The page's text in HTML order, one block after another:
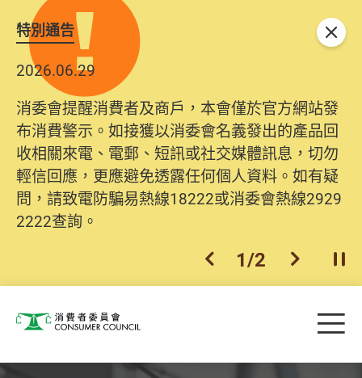
特別通告
2026.06.29
消委會提醒消費者及商戶，本會僅於官方網站發
布消費警示。如接獲以消委會名義發出的產品回
收相關來電、電郵、短訊或社交媒體訊息，切勿
輕信回應，更應避免透露任何個人資料。如有疑
問，請致電防騙易熱線18222或消委會熱線2929
2222查詢。
2025.10.31
為提升使用者體驗及網絡安全，本會的投訴處理
系統已經進行升級及推出新功能。由2025年11月
10日起，消費者需要提供基本聯絡資料（包括姓
名、電郵及電話）註冊帳戶，才可提交投訴、查
詢及建議。所有提交紀錄將清晰整合於帳戶中，
方便日後作出跟進。
上一個
2/2 下一個開
關閉
消費者委員會 目